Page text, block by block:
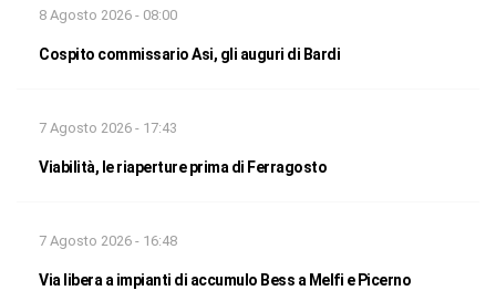
8 Agosto 2026 - 08:00
Cospito commissario Asi, gli auguri di Bardi
7 Agosto 2026 - 17:43
Viabilità, le riaperture prima di Ferragosto
7 Agosto 2026 - 16:48
Via libera a impianti di accumulo Bess a Melfi e Picerno